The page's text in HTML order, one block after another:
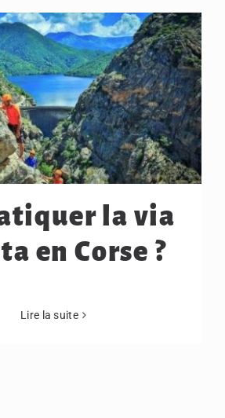
la via
en Corse ?
Lire la suite